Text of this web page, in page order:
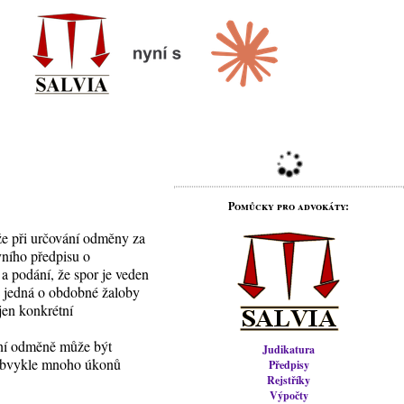
Pomůcky pro advokáty:
Judikatura
Předpisy
Rejstříky
Výpočty
při určování odměny za
předpisu o
podání, že spor je veden
o obdobné žaloby
konkrétní
odměně může být
mnoho úkonů